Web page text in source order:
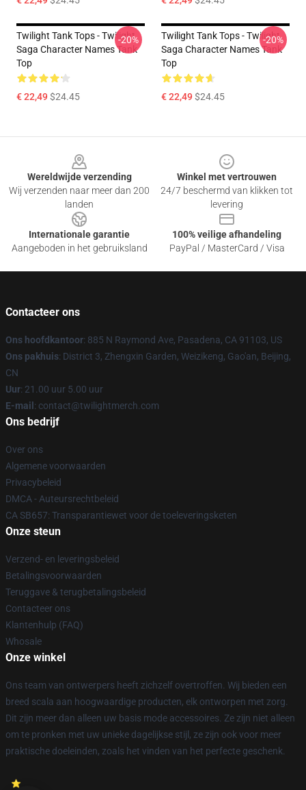
Twilight Tank Tops - Twilight
Saga Character Names Tank
Top
€ 22,49$24.45
-20%
Twilight Tank Tops - Twilight
Saga Character Names Tank
Top
€ 22,49$24.45
-20%
Wereldwijde verzending
Wij verzenden naar meer dan 200
landen
Winkel met vertrouwen
24/7 beschermd van klikken tot
levering
Internationale garantie
Aangeboden in het gebruiksland
100% veilige afhandeling
PayPal / MasterCard / Visa
Contacteer ons
Ons hoofdkantoor: 885 N Raymond Ave, Pasadena, CA 91103, US
Ons pakhuis: District 3, Zhengxin Garden, Weizikeng, Gao'an, Beijing,
CN
Uur: 21.00 uur 5.00 uur
E-mail : contact@twilightmerch.com
Ons bedrijf
Over ons
Algemene voorwaarden
Privacybeleid
DMCA - Auteursrechtbeleid
CA SB657: Transparantiewet voor de toeleveringsketen
Onze steun
Verzend- en leveringsbeleid
Betalingsvoorwaarden
Teruggave & terugbetalingsbeleid
Contacteer ons
Klantenhulp (FAQ)
Whosale
Onze winkel
Ons team van ontwerpers heeft zichzelf overtroffen. Wij bieden een
breed scala aan hoogwaardige producten, elk ontworpen met zorg.
Dit zijn meer dan alleen uw basis mode accessoires. Ze zijn niet alleen
om te pronken met uw unieke dagelijkse stijl, ze zijn ook voor meer
praktische doeleinden, zoals het vinden van het perfecte geschenk.